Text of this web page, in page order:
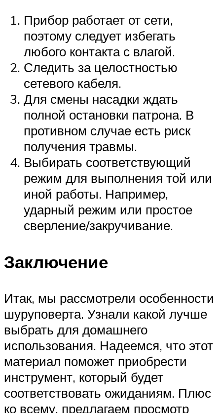
Прибор работает от сети,
поэтому следует избегать
любого контакта с влагой.
Следить за целостностью
сетевого кабеля.
Для смены насадки ждать
полной остановки патрона. В
противном случае есть риск
получения травмы.
Выбирать соответствующий
режим для выполнения той или
иной работы. Например,
ударный режим или простое
сверление/закручивание.
Заключение
Итак, мы рассмотрели особенности
шуруповерта. Узнали какой лучше
выбрать для домашнего
использования. Надеемся, что этот
материал поможет приобрести
инструмент, который будет
соответствовать ожиданиям. Плюс
ко всему, предлагаем просмотр